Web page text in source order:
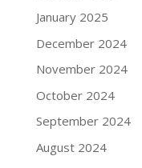
January 2025
December 2024
November 2024
October 2024
September 2024
August 2024